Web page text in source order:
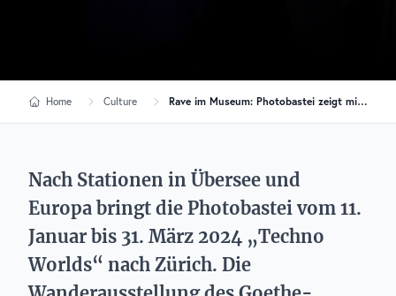
Home Culture Rave im Museum: Photobastei zeigt mit „Techno Worlds“ die Vielfalt der Technokultur
Nach Stationen in Übersee und
Europa bringt die Photobastei vom 11.
Januar bis 31. März 2024 „Techno
Worlds“ nach Zürich. Die